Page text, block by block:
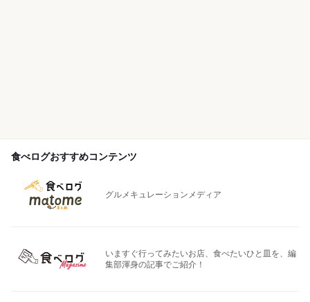
食べログおすすめコンテンツ
グルメキュレーションメディア
いますぐ行ってみたいお店、食べたいひと皿を、編
集部渾身の記事でご紹介！